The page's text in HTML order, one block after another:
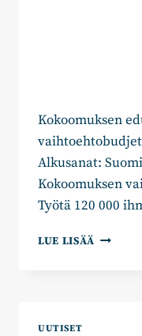
Kokoomuksen
Alkusanat:
Kokoomuksen
Työtä 120 000
LUE LISÄÄ TOIVON
UUTISET